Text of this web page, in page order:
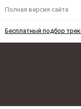
Полная версия сайта
Бесплатный подбор